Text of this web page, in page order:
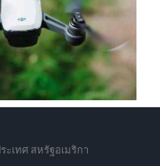
บโดรนพ่นยาเกษตร: คู่มือ
บูรณ์สำหรับมือใหม่ 2026
เทศ สหรัฐอเมริกา